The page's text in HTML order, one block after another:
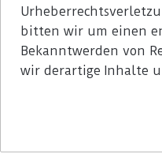
bitten wir um einen
Bekanntwerden von
wir derartige Inhalte